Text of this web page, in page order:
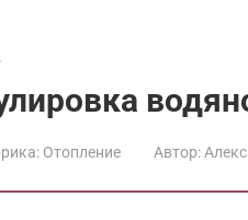
Отопление Автор: